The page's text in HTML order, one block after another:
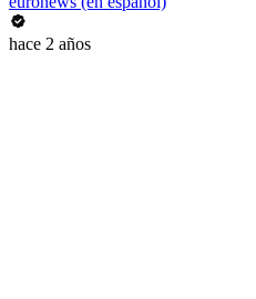
hace 2 años